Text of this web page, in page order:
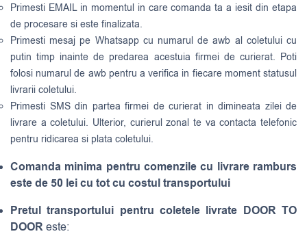
Primesti EMAIL in momentul in care comanda ta a iesit din etapa
de procesare si este finalizata.
Primesti mesaj pe Whatsapp cu numarul de awb al coletului cu
putin timp inainte de predarea acestuia firmei de curierat. Poti
folosi numarul de awb pentru a verifica in fiecare moment statusul
livrarii coletului.
Primesti SMS din partea firmei de curierat in dimineata zilei de
livrare a coletului. Ulterior, curierul zonal te va contacta telefonic
pentru ridicarea si plata coletului.
Comanda minima pentru comenzile cu livrare ramburs
este de 50 lei cu tot cu costul transportului
Pretul transportului pentru coletele livrate DOOR TO
DOOReste: